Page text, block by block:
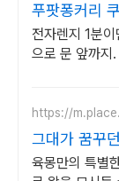
푸팟퐁커리
전자렌지 1분
으로 문 앞까지
https://
그대가 꿈꾸
육몽만의 특별